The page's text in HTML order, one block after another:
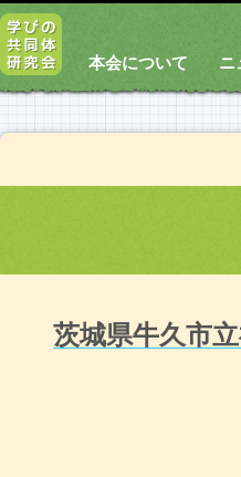
本会について ニ
茨城県牛久市